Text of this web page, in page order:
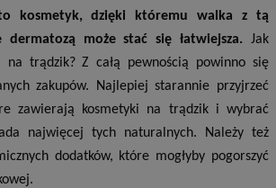
kosmetyk, dzięki któremu walka z tą
dermatozą może stać się łatwiejsza. Jak
na trądzik? Z całą pewnością powinno się
zakupów. Najlepiej starannie przyjrzeć
zawierają kosmetyki na trądzik i wybrać
najwięcej tych naturalnych. Należy też
dodatków, które mogłyby pogorszyć